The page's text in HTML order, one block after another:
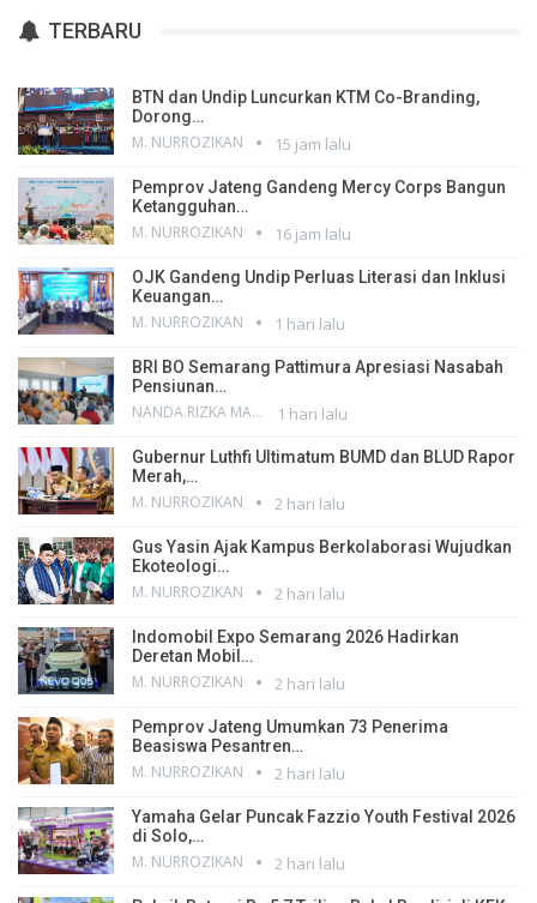
TERBARU
BTN dan Undip Luncurkan KTM Co-Branding,
Dorong…
M. NURROZIKAN 15 jam lalu
Pemprov Jateng Gandeng Mercy Corps Bangun
Ketangguhan…
M. NURROZIKAN 16 jam lalu
OJK Gandeng Undip Perluas Literasi dan Inklusi
Keuangan…
M. NURROZIKAN 1 hari lalu
BRI BO Semarang Pattimura Apresiasi Nasabah
Pensiunan…
NANDA RIZKA MAHENDRA 1 hari lalu
Gubernur Luthfi Ultimatum BUMD dan BLUD Rapor
Merah,…
M. NURROZIKAN 2 hari lalu
Gus Yasin Ajak Kampus Berkolaborasi Wujudkan
Ekoteologi…
M. NURROZIKAN 2 hari lalu
Indomobil Expo Semarang 2026 Hadirkan
Deretan Mobil…
M. NURROZIKAN 2 hari lalu
Pemprov Jateng Umumkan 73 Penerima
Beasiswa Pesantren…
M. NURROZIKAN 2 hari lalu
Yamaha Gelar Puncak Fazzio Youth Festival 2026
di Solo,…
M. NURROZIKAN 2 hari lalu